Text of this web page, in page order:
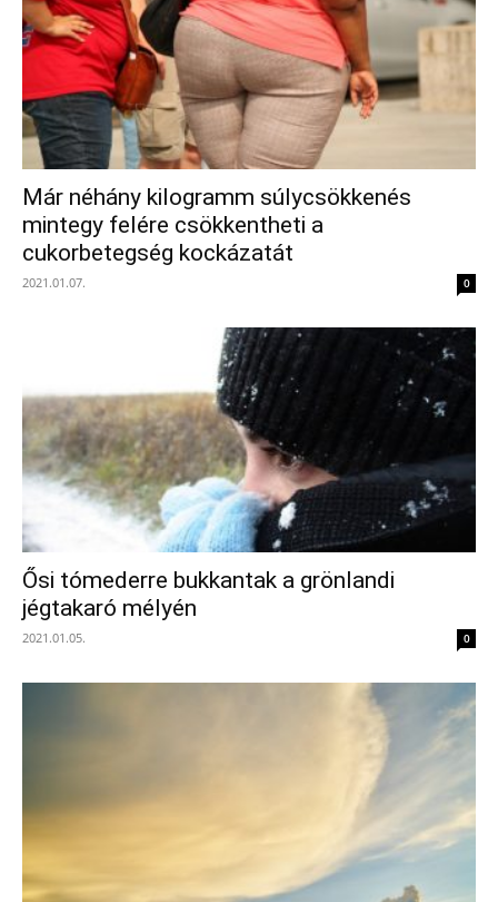
Már néhány kilogramm súlycsökkenés
mintegy felére csökkentheti a
cukorbetegség kockázatát
2021.01.07. 0
Ősi tómederre bukkantak a grönlandi
jégtakaró mélyén
2021.01.05. 0